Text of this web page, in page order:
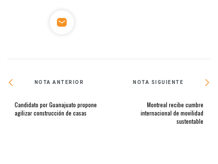
NOTA ANTERIOR
Candidato por Guanajuato propone
agilizar construcción de casas
NOTA SIGUIENTE
Montreal recibe cumbre
internacional de movilidad
sustentable